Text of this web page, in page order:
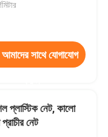
আমাদের সাথে যোগাযোগ
প্লাস্টিক নেট, কালো
নেট